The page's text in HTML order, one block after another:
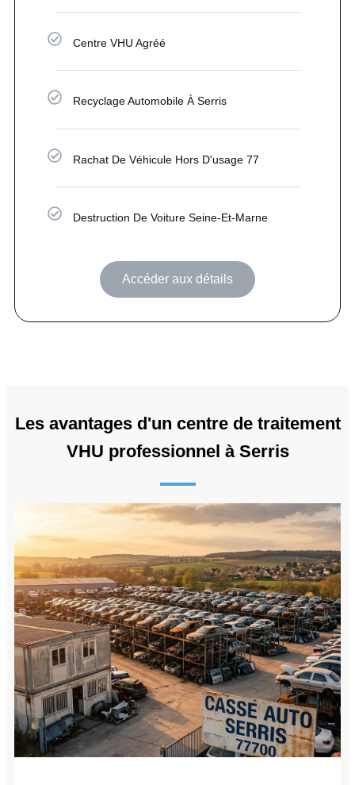
Centre VHU Agréé
Recyclage Automobile À Serris
Rachat De Véhicule Hors D'usage 77
Destruction De Voiture Seine-Et-Marne
Accéder aux détails
Les avantages d'un centre de traitement
VHU professionnel à Serris